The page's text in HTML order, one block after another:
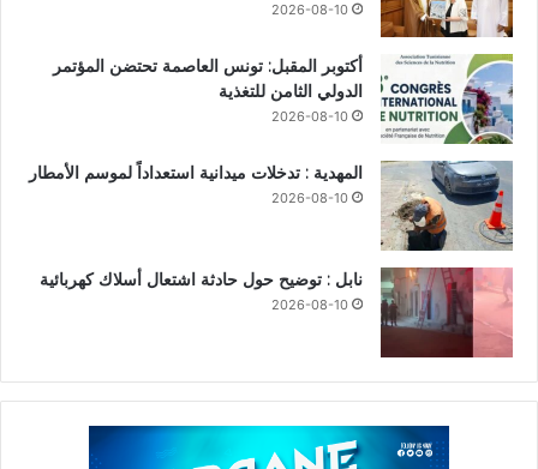
2026-08-10
أكتوبر المقبل: تونس العاصمة تحتضن المؤتمر
الدولي الثامن للتغذية
2026-08-10
المهدية : تدخلات ميدانية استعداداً لموسم الأمطار
2026-08-10
نابل : توضيح حول حادثة اشتعال أسلاك كهربائية
2026-08-10